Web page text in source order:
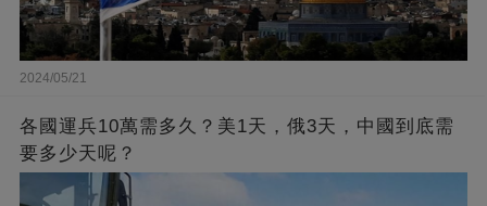
2024/05/21
各國運兵10萬需多久？美1天，俄3天，中國到底需
要多少天呢？